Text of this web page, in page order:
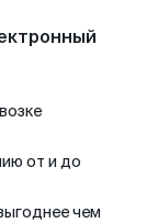
от и до
чем